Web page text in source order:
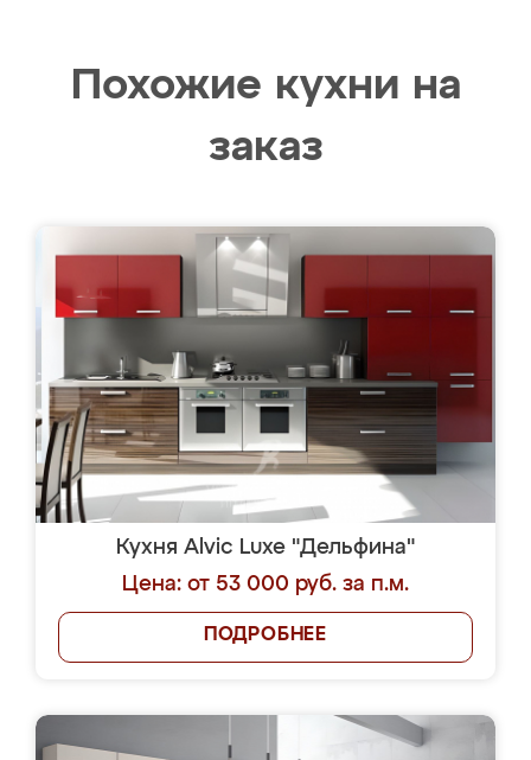
Похожие кухни на
заказ
Кухня Alvic Luxe "Дельфина"
Цена: от 53 000 руб. за п.м.
ПОДРОБНЕЕ